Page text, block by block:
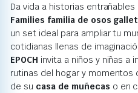
Da vida a historias entrañables
Families familia de osos
un set ideal para ampliar tu
cotidianas llenas de
EPOCH invita a niños y niñas a
rutinas del hogar y
de su casa de muñecas o en